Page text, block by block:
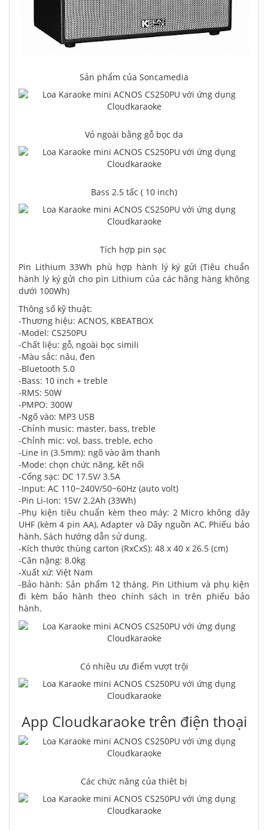
Sản phẩm của Soncamedia
Vỏ ngoài bằng gỗ bọc da
Bass 2.5 tấc ( 10 inch)
Tích hợp pin sạc
Pin Lithium 33Wh phù hợp hành lý ký gửi (Tiêu chuẩn
hành lý ký gửi cho pin Lithium của các hãng hàng không
dưới 100Wh)
Thông số kỹ thuật:
-Thương hiệu: ACNOS, KBEATBOX
-Model: CS250PU
-Chất liệu: gỗ, ngoài bọc simili
-Màu sắc: nâu, đen
-Bluetooth 5.0
-Bass: 10 inch + treble
-RMS: 50W
-PMPO: 300W
-Ngõ vào: MP3 USB
-Chỉnh music: master, bass, treble
-Chỉnh mic: vol, bass, treble, echo
-Line in (3.5mm): ngõ vào âm thanh
-Mode: chọn chức năng, kết nối
-Cổng sạc: DC 17.5V/ 3.5A
-Input: AC 110~240V/50~60Hz (auto volt)
-Pin Li-Ion: 15V/ 2.2Ah (33Wh)
-Phụ kiện tiêu chuẩn kèm theo máy: 2 Micro không dây
UHF (kèm 4 pin AA), Adapter và Dây nguồn AC, Phiếu bảo
hành, Sách hướng dẫn sử dung.
-Kích thước thùng carton (RxCxS): 48 x 40 x 26.5 (cm)
-Cân nặng: 8.0kg
-Xuất xứ: Việt Nam
-Bảo hành: Sản phẩm 12 tháng. Pin Lithium và phụ kiện
đi kèm bảo hành theo chính sách in trên phiếu bảo
hành.
Có nhiều ưu điểm vượt trội
App Cloudkaraoke trên điện thoại
Các chức năng của thiêt bị